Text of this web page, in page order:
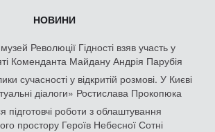
НОВИНИ
Революції Гідності взяв участь у
Коменданта Майдану Андрія Парубія
сучасності у відкритій розмові. У Києві
діалоги» Ростислава Прокопюка
підготовчі роботи з облаштування
простору Героїв Небесної Сотні